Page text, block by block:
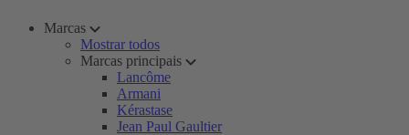
Marcas
Mostrar todos
Marcas principais
Lancôme
Armani
Kérastase
Jean Paul Gaultier